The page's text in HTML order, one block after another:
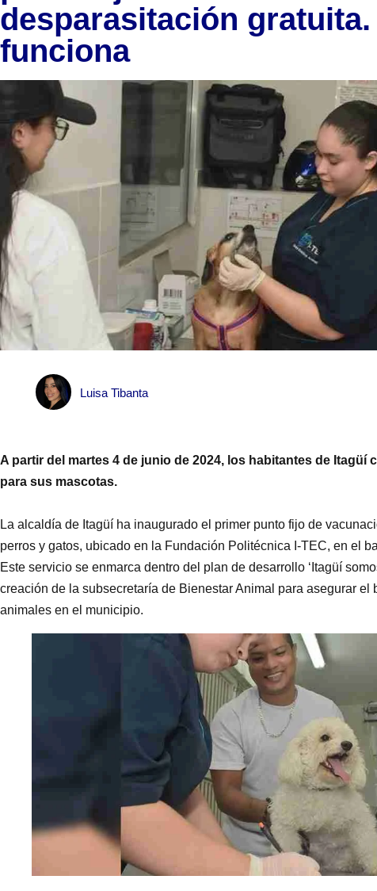
desparasitación
funciona
Luisa Tibanta
A partir del martes 4 de junio de 2024, los habitantes de
para sus mascotas.
La alcaldía de Itagüí ha inaugurado el primer punto fijo de
perros y gatos, ubicado en la Fundación Politécnica I-TEC, en el
Este servicio se enmarca dentro del plan de desarrollo ‘Itagüí
creación de la subsecretaría de Bienestar Animal para asegurar el
animales en el municipio.